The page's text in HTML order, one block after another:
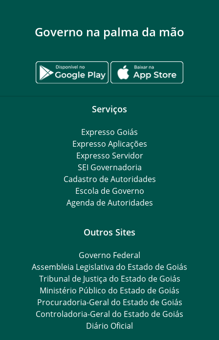
Governo na palma da mão
Serviços
Expresso Goiás
Expresso Aplicações
Expresso Servidor
SEI Governadoria
Cadastro de Autoridades
Escola de Governo
Agenda de Autoridades
Outros Sites
Governo Federal
Assembleia Legislativa do Estado de Goiás
Tribunal de Justiça do Estado de Goiás
Ministério Público do Estado de Goiás
Procuradoria-Geral do Estado de Goiás
Controladoria-Geral do Estado de Goiás
Diário Oficial